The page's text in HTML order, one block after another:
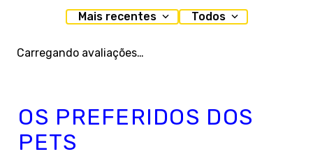
Mais recentes Todos
Carregando avaliações…
OS PREFERIDOS DOS
PETS